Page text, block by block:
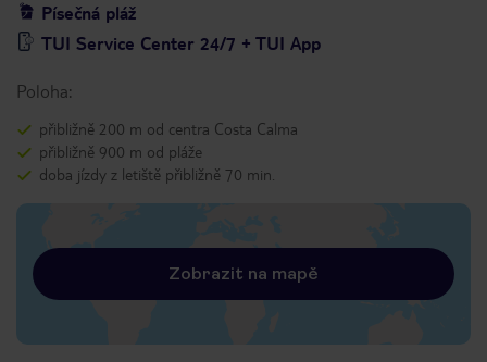
Písečná pláž
TUI Service Center 24/7 + TUI App
Poloha:
přibližně 200 m od centra Costa Calma
přibližně 900 m od pláže
doba jízdy z letiště přibližně 70 min.
Zobrazit na mapě